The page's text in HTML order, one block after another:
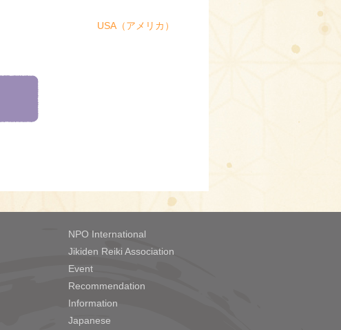
USA（アメリカ）
NPO International
Jikiden Reiki Association
Event
Recommendation
Information
Japanese